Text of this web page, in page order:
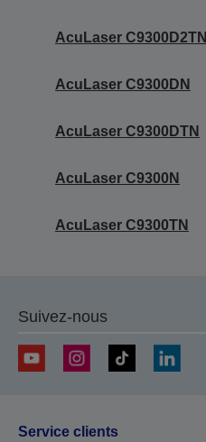
AcuLaser C9300D2TN
AcuLaser C9300DN
AcuLaser C9300DTN
AcuLaser C9300N
AcuLaser C9300TN
Suivez-nous
Service clients